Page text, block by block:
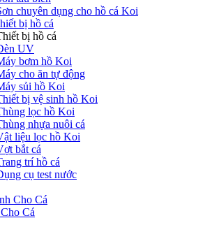
chuyên dụng cho hồ cá Koi
bị hồ cá
bị hồ cá
UV
bơm hồ Koi
cho ăn tự động
sủi hồ Koi
bị vệ sinh hồ Koi
lọc hồ Koi
nhựa nuôi cá
liệu lọc hồ Koi
bắt cá
trí hồ cá
cụ test nước
Cho Cá
Cá